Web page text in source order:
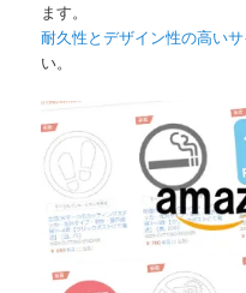
ます。
耐久性とデザイン性の高い
い。